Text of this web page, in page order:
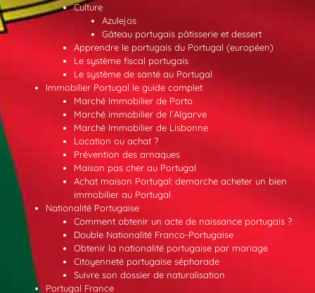
Culture
Azulejos
Gâteau portugais pâtisserie et dessert
Apprendre le portugais du Portugal (européen)
Le système fiscal portugais
Le système de santé au Portugal
Immobilier Portugal le guide complet
Marché Immobilier de Porto
Marché immobilier de l’Algarve
Marché Immobilier de Lisbonne
Location ou achat ?
Prévention des arnaques
Maison pas cher au Portugal
Achat maison Portugal: demarche acheter un bien
immobilier au Portugal
Nationalité Portugaise
Comment obtenir un acte de naissance portugais ?
Double Nationalité Franco-Portugaise
Obtenir la nationalité portugaise par mariage
Citoyenneté portugaise sépharade
Suivre son dossier de naturalisation
Portugal France